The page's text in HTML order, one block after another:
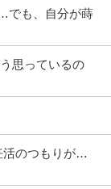
でも、自分が蒔
思っているの
活のつもりが…